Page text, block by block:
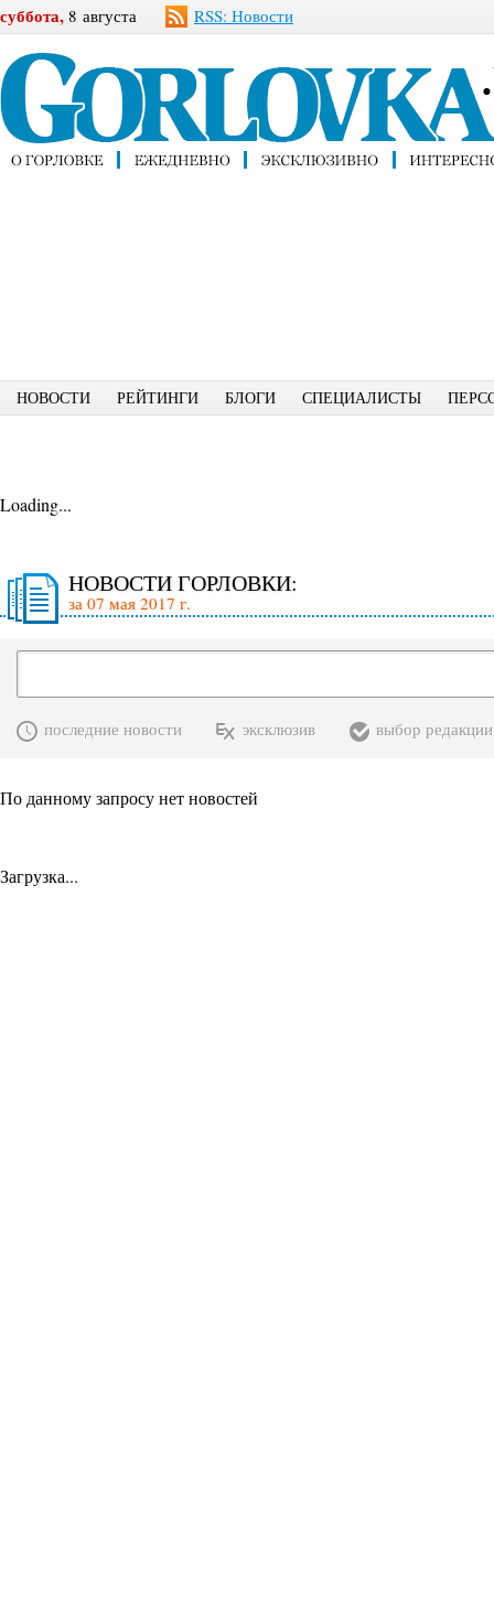
суббота, 8 августа RSS: Новости
НОВОСТИ РЕЙТИНГИ БЛОГИ СПЕЦИАЛИСТЫ
Loading...
НОВОСТИ ГОРЛОВКИ:
за 07 мая 2017 г.
последние новости эксклюзив выбор редакции
По данному запросу нет новостей
Загрузка...